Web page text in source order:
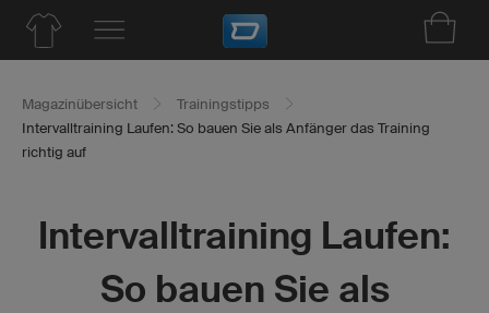
Magazinübersicht
Trainingstipps
Intervalltraining Laufen: So bauen Sie als Anfänger das Training
richtig auf
Intervalltraining Laufen:
So bauen Sie als